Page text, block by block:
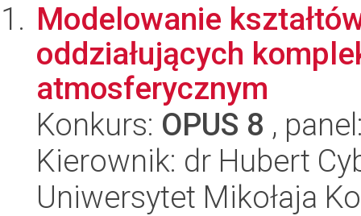
Modelowanie
oddziałujących
atmosferycznym
Konkurs: OPUS 8 ,
Kierownik: dr Hubert
Uniwersytet Mikołaja